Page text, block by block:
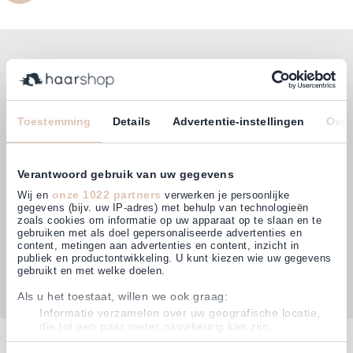
Toestemming Details Advertentie-instellingen Over
Verantwoord gebruik van uw gegevens
Wij en onze 1022 partners verwerken je persoonlijke
gegevens (bijv. uw IP-adres) met behulp van technologieën
zoals cookies om informatie op uw apparaat op te slaan en te
gebruiken met als doel gepersonaliseerde advertenties en
content, metingen aan advertenties en content, inzicht in
publiek en productontwikkeling. U kunt kiezen wie uw gegevens
gebruikt en met welke doelen.
Als u het toestaat, willen we ook graag:
Informatie verzamelen over uw geografische locatie,
die tot een paar meter nauwkeurig kan zijn
Uw apparaat identificeren door het actief te scannen
Kontakt
Bleiben Sie mit unserem Newsletter auf dem
Laufenden!
E-Mailadresse
Abonnieren
Kunden bewerten uns mit
4,63 (875)